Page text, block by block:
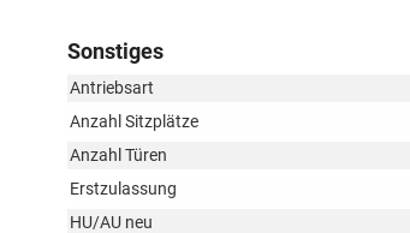
Sonstiges
Antriebsart
Anzahl Sitzplätze
Anzahl Türen
Erstzulassung
HU/AU neu